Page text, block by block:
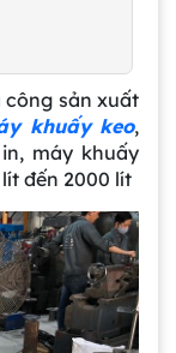
công sản xuất
khuấy keo,
máy khuấy
đến 2000 lít